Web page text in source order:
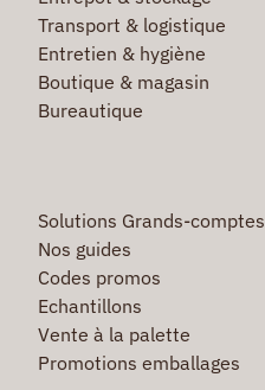
Transport & logistique
Entretien & hygiène
Boutique & magasin
Bureautique
Solutions Grands-comptes
Nos guides
Codes promos
Echantillons
Vente à la palette
Promotions emballages